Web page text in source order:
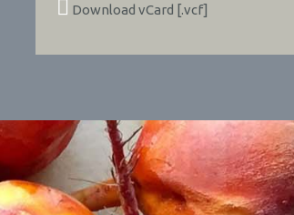
Download vCard [.vcf]